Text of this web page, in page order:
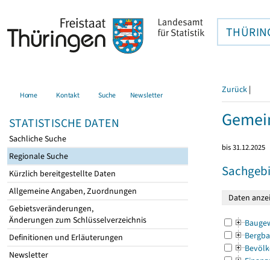
Home Kontakt Suche Newsletter
STATISTISCHE DATEN
Sachliche Suche
Regionale Suche
Kürzlich bereitgestellte Daten
Allgemeine Angaben, Zuordnungen
Gebietsveränderungen,
Änderungen zum Schlüsselverzeichnis
Definitionen und Erläuterungen
Newsletter
Zurück |
bis 31.12.2025